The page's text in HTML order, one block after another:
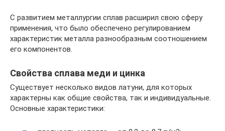
С развитием металлургии сплав расширил свою сферу
применения, что было обеспечено регулированием
характеристик металла разнообразным соотношением
его компонентов.
Свойства сплава меди и цинка
Существует несколько видов латуни, для которых
характерны как общие свойства, так и индивидуальные.
Основные характеристики: